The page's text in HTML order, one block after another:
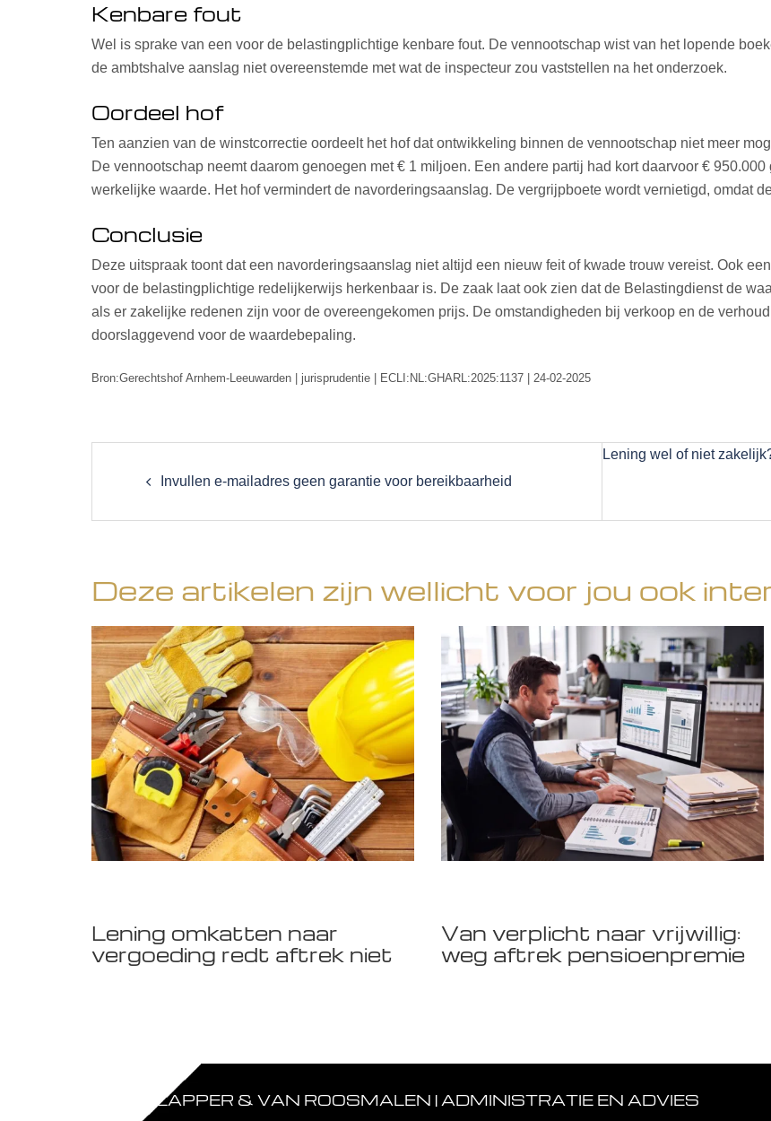
Kenbare fout
Wel is sprake van een voor de belastingplichtige kenbare fout. De vennootschap wist van het lopende
de ambtshalve aanslag niet overeenstemde met wat de inspecteur zou vaststellen na het onderzoek.
Oordeel hof
Ten aanzien van de winstcorrectie oordeelt het hof dat ontwikkeling binnen de vennootschap niet meer
De vennootschap neemt daarom genoegen met € 1 miljoen. Een andere partij had kort daarvoor €
werkelijke waarde. Het hof vermindert de navorderingsaanslag. De vergrijpboete wordt vernietigd, omdat
Conclusie
Deze uitspraak toont dat een navorderingsaanslag niet altijd een nieuw feit of kwade trouw vereist. Ook
voor de belastingplichtige redelijkerwijs herkenbaar is. De zaak laat ook zien dat de Belastingdienst de
als er zakelijke redenen zijn voor de overeengekomen prijs. De omstandigheden bij verkoop en de
doorslaggevend voor de waardebepaling.
Bron:Gerechtshof Arnhem-Leeuwarden | jurisprudentie | ECLI:NL:GHARL:2025:1137 | 24-02-2025
navigation
Invullen e-mailadres geen garantie voor bereikbaarheid
Lening wel of niet
Deze artikelen zijn wellicht voor jou ook
Lening omkatten naar
vergoeding redt aftrek niet
Van verplicht naar vrijwillig:
weg aftrek pensioenpremie
FLAPPER & VAN ROOSMALEN | ADMINISTRATIE EN ADVIES